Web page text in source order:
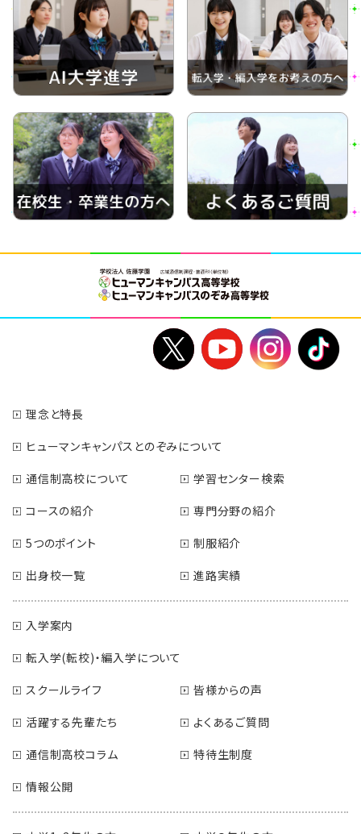
理念と特長
ヒューマンキャンパスとのぞみについて
通信制高校について
学習センター検索
コースの紹介
専門分野の紹介
5つのポイント
制服紹介
出身校一覧
進路実績
入学案内
転入学(転校)・編入学について
スクールライフ
皆様からの声
活躍する先輩たち
よくあるご質問
通信制高校コラム
特待生制度
情報公開